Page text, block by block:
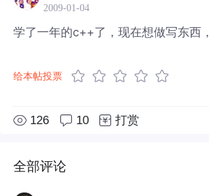
2009-01-04
学了一年的c++了，现在想做写东西，
给本帖投票
126 10 打赏
全部评论